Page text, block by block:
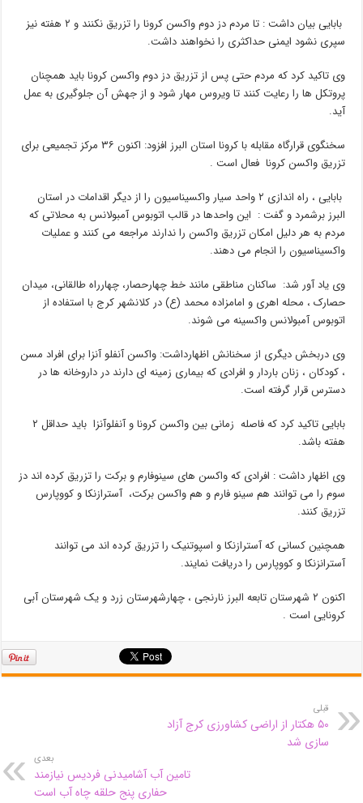
بابایی بیان داشت : تا مردم دز دوم واکسن کرونا را تزریق نکنند و ۲ هفته نیز
سپری نشود ایمنی حداکثری را نخواهند داشت.
وی تاکید کرد که مردم حتی پس از تزریق دز دوم واکسن کرونا باید همچنان
پروتکل ها را رعایت کنند تا ویروس مهار شود و از جهش آن جلوگیری به عمل
آید.
سخنگوی قرارگاه مقابله با کرونا استان البرز افزود: اکنون ۳۶ مرکز تجمیعی برای
تزریق واکسن کرونا فعال است .
بابایی ، راه اندازی ۲ واحد سیار واکسیناسیون را از دیگر اقدامات در استان
البرز برشمرد و گفت : این واحدها در قالب اتوبوس آمبولانس به محلاتی که
مردم به هر دلیل امکان تزریق واکسن را ندارند مراجعه می کنند و عملیات
واکسیناسیون را انجام می دهند.
وی یاد آور شد: ساکنان مناطقی مانند خط چهارحصار، چهارراه طالقانی، میدان
حصارک ، محله اهری و امامزاده محمد (ع) در کلانشهر کرج با استفاده از
اتوبوس آمبولانس واکسینه می شوند.
وی دربخش دیگری از سخنانش اظهارداشت: واکسن آنفلو آنزا برای افراد مسن
، کودکان ، زنان باردار و افرادی که بیماری زمینه ای دارند در داروخانه ها در
دسترس قرار گرفته است.
بابایی تاکید کرد که فاصله زمانی بین واکسن کرونا و آنفلوآنزا باید حداقل ۲
هفته باشد.
وی اظهار داشت : افرادی که واکسن های سینوفارم و برکت را تزریق کرده اند دز
سوم را می توانند هم سینو فارم و هم واکسن برکت، آسترازنکا و کووپارس
تزریق کنند.
همچنین کسانی که آسترازنکا و اسپوتنیک را تزریق کرده اند می توانند
آسترانزنکا و کووپارس را دریافت نمایند.
اکنون ۲ شهرستان تابعه البرز نارنجی ، چهارشهرستان زرد و یک شهرستان آبی
کرونایی است .
قبلی
۵۰ هکتار از اراضی کشاورزی کرج آزاد
سازی شد
بعدی
تامین آب آشامیدنی فردیس نیازمند
حفاری پنج حلقه چاه آب است